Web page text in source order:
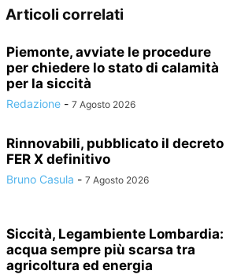
Articoli correlati
Piemonte, avviate le procedure
per chiedere lo stato di calamità
per la siccità
Redazione - 7 Agosto 2026
Rinnovabili, pubblicato il decreto
FER X definitivo
Bruno Casula - 7 Agosto 2026
Siccità, Legambiente Lombardia:
acqua sempre più scarsa tra
agricoltura ed energia